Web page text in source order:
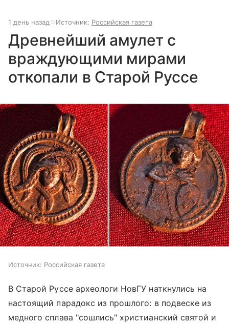
1 день назад Источник: Российская газета
Древнейший амулет с
враждующими мирами
откопали в Старой Руссе
Источник: Российская газета
В Старой Руссе археологи НовГУ наткнулись на
настоящий парадокс из прошлого: в подвеске из
медного сплава "сошлись" христианский святой и